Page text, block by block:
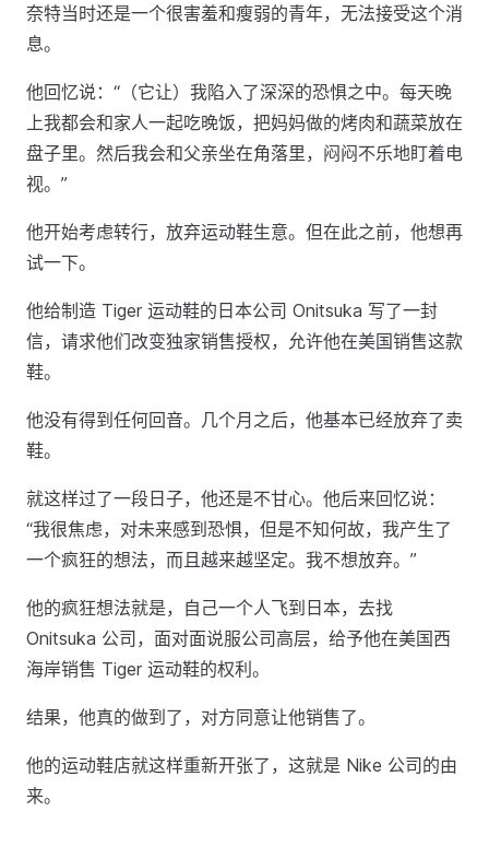
奈特当时还是一个很害羞和瘦弱的青年，无法接受这个消
息。
他回忆说：“（它让）我陷入了深深的恐惧之中。每天晚
上我都会和家人一起吃晚饭，把妈妈做的烤肉和蔬菜放在
盘子里。然后我会和父亲坐在角落里，闷闷不乐地盯着电
视。”
他开始考虑转行，放弃运动鞋生意。但在此之前，他想再
试一下。
他给制造 Tiger 运动鞋的日本公司 Onitsuka 写了一封
信，请求他们改变独家销售授权，允许他在美国销售这款
鞋。
他没有得到任何回音。几个月之后，他基本已经放弃了卖
鞋。
就这样过了一段日子，他还是不甘心。他后来回忆说：
“我很焦虑，对未来感到恐惧，但是不知何故，我产生了
一个疯狂的想法，而且越来越坚定。我不想放弃。”
他的疯狂想法就是，自己一个人飞到日本，去找
Onitsuka 公司，面对面说服公司高层，给予他在美国西
海岸销售 Tiger 运动鞋的权利。
结果，他真的做到了，对方同意让他销售了。
他的运动鞋店就这样重新开张了，这就是 Nike 公司的由
来。